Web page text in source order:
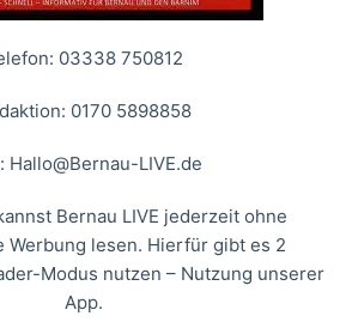
03338 750812
0170 5898858
Hallo@Bernau-LIVE.de
Bernau LIVE jederzeit ohne
Werbung lesen. Hierfür gibt es 2
Modus nutzen – Nutzung unserer
App.